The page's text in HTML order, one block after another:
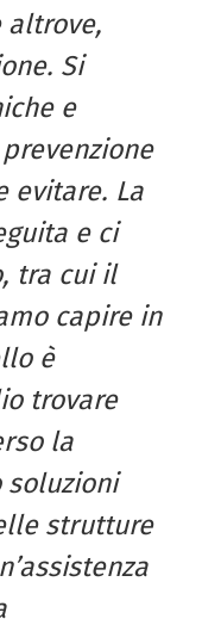
altrove,
Si
e
evitare. La
e ci
tra cui il
capire in
è
trovare
la
soluzioni
strutture